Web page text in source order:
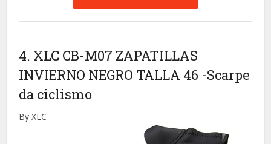
4. XLC CB-M07 ZAPATILLAS
INVIERNO NEGRO TALLA 46 -Scarpe
da ciclismo
By XLC